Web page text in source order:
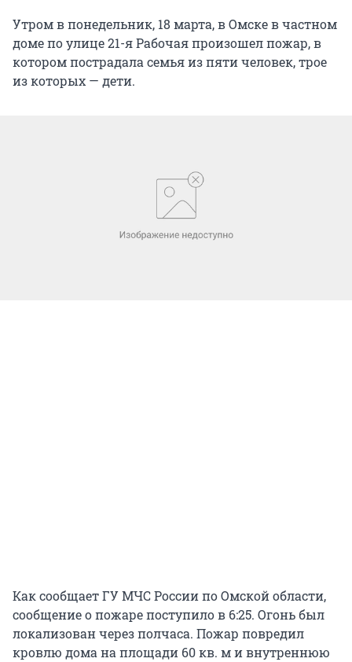
Утром в понедельник, 18 марта, в Омске в частном
доме по улице 21-я Рабочая произошел пожар, в
котором пострадала семья из пяти человек, трое
из которых — дети.
Как сообщает ГУ МЧС России по Омской области,
сообщение о пожаре поступило в 6:25. Огонь был
локализован через полчаса. Пожар повредил
кровлю дома на площади 60 кв. м и внутреннюю